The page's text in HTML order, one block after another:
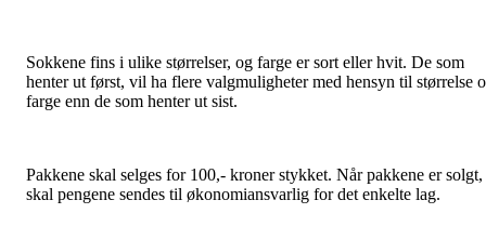
Sokkene fins i ulike størrelser, og farge er sort eller hvit. De som
henter ut først, vil ha flere valgmuligheter med hensyn til størrelse
farge enn de som henter ut sist.
Pakkene skal selges for 100,- kroner stykket. Når pakkene er solgt,
skal pengene sendes til økonomiansvarlig for det enkelte lag.